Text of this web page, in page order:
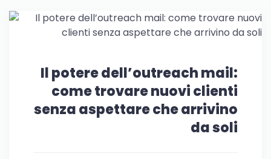
Il potere dell’outreach mail:
come trovare nuovi clienti
senza aspettare che arrivino
da soli